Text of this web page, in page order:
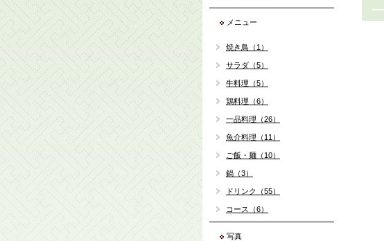
メニュー
焼き鳥（1）
サラダ（5）
牛料理（5）
鶏料理（6）
一品料理（26）
魚介料理（11）
ご飯・麺（10）
鍋（3）
ドリンク（55）
コース（6）
写真